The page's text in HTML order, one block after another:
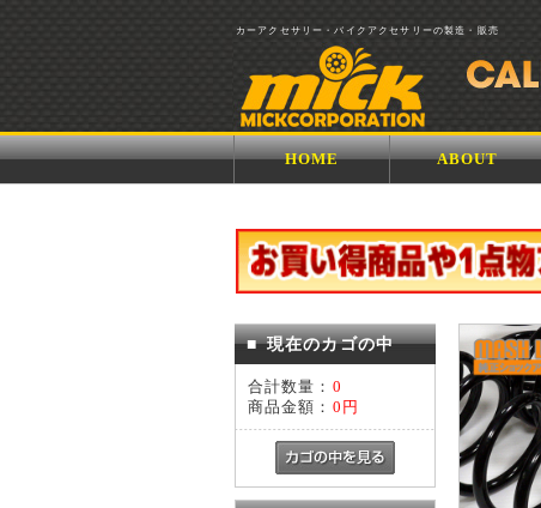
カーアクセサリー・バイクアクセサリーの製造・販売
HOME ABOUT
■ 現在のカゴの中
合計数量： 0
商品金額： 0円